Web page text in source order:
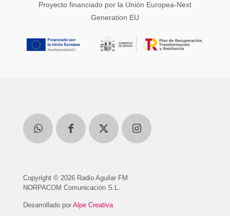
Proyecto financiado por la Unión Europea-Next
Generation EU
Copyright © 2026 Radio Aguilar FM
NORPACOM Comunicación S.L.
Desarrollado por Alpe Creativa